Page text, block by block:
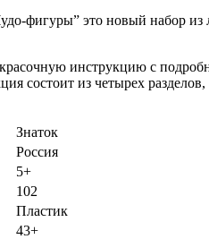
фигуры” это новый набор
инструкцию с
состоит из четырех
Знаток
Россия
5+
102
Пластик
43+